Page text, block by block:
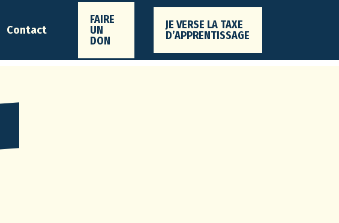
Contact
FAIRE
UN
DON
JE VERSE LA TAXE
D’APPRENTISSAGE